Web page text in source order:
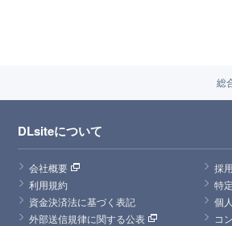
総
DLsiteについて
会社概要
採
利用規約
特
資金決済法に基づく表記
個
外部送信規律に関する公表
コ